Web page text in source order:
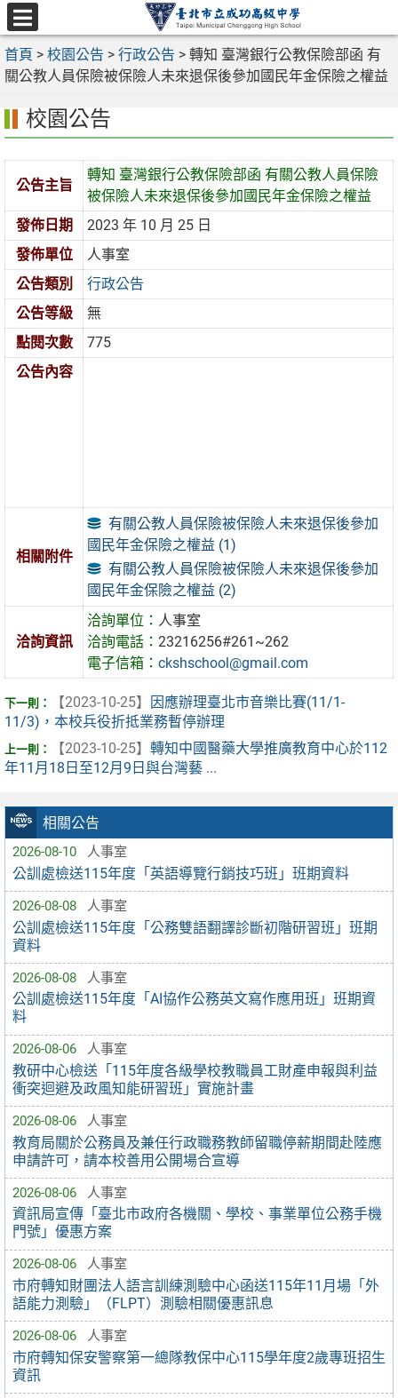
跳
至
主
要
區
選
單
首頁 > 校園公告 > 行政公告 > 轉知 臺灣銀行公教保險部函 有
關公教人員保險被保險人未來退保後參加國民年金保險之權益
相關公告
2026-08-10 人事室
公訓處檢送115年度「英語導覽行銷技巧班」班期資料
2026-08-08 人事室
公訓處檢送115年度「公務雙語翻譯診斷初階研習班」班期
資料
2026-08-08 人事室
公訓處檢送115年度「AI協作公務英文寫作應用班」班期資
料
2026-08-06 人事室
教研中心檢送「115年度各級學校教職員工財產申報與利益
衝突迴避及政風知能研習班」實施計畫
2026-08-06 人事室
教育局關於公務員及兼任行政職務教師留職停薪期間赴陸應
申請許可，請本校善用公開場合宣導
2026-08-06 人事室
資訊局宣傳「臺北市政府各機關、學校、事業單位公務手機
門號」優惠方案
2026-08-06 人事室
市府轉知財團法人語言訓練測驗中心函送115年11月場「外
語能力測驗」（FLPT）測驗相關優惠訊息
2026-08-06 人事室
市府轉知保安警察第一總隊教保中心115學年度2歲專班招生
資訊
校園公告
公告主旨
轉知 臺灣銀行公教保險部函 有關公教人員保險
被保險人未來退保後參加國民年金保險之權益
發佈日期
2023 年 10 月 25 日
發佈單位
人事室
公告類別
行政公告
公告等級
無
點閱次數
775
公告內容
相關附件
有關公教人員保險被保險人未來退保後參加
國民年金保險之權益 (1)
有關公教人員保險被保險人未來退保後參加
國民年金保險之權益 (2)
洽詢資訊
洽詢單位： 人事室
洽詢電話：23216256#261~262
電子信箱：ckshschool@gmail.com
【2023-10-25】
因應辦理臺北市音樂比賽(11/1-
11/3)，本校兵役折抵業務暫停辦理
【2023-10-25】 轉知中國醫藥大學推廣教育中心於112
年11月18日至12月9日與台灣藝 ...